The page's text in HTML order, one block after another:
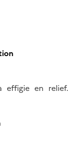
effigie en relief.